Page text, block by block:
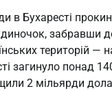
в Бухаресті
забравши
територій —
загинуло понад
2 мільярди